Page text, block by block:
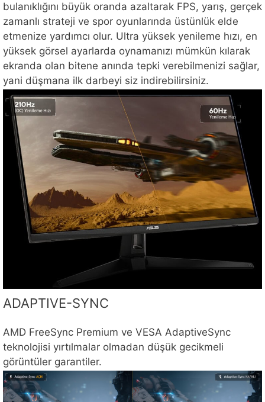
bulanıklığını büyük oranda azaltarak FPS, yarış, gerçek
zamanlı strateji ve spor oyunlarında üstünlük elde
etmenize yardımcı olur. Ultra yüksek yenileme hızı, en
yüksek görsel ayarlarda oynamanızı mümkün kılarak
ekranda olan bitene anında tepki verebilmenizi sağlar,
yani düşmana ilk darbeyi siz indirebilirsiniz.
ADAPTIVE-SYNC
AMD FreeSync Premium ve VESA AdaptiveSync
teknolojisi yırtılmalar olmadan düşük gecikmeli
görüntüler garantiler.